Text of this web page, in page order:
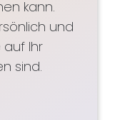
kann.
und
auf Ihr
sind.